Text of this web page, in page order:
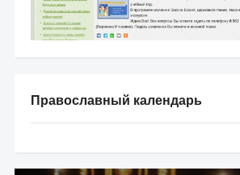
Православный календарь